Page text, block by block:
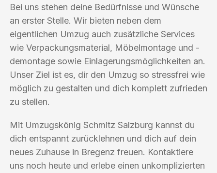
Bei uns stehen deine Bedürfnisse und Wünsche
an erster Stelle. Wir bieten neben dem
eigentlichen Umzug auch zusätzliche Services
wie Verpackungsmaterial, Möbelmontage und -
demontage sowie Einlagerungsmöglichkeiten an.
Unser Ziel ist es, dir den Umzug so stressfrei wie
möglich zu gestalten und dich komplett zufrieden
zu stellen.
Mit Umzugskönig Schmitz Salzburg kannst du
dich entspannt zurücklehnen und dich auf dein
neues Zuhause in Bregenz freuen. Kontaktiere
uns noch heute und erlebe einen unkomplizierten